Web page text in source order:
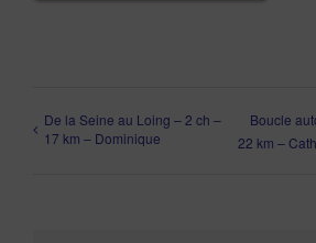
De la Seine au Loing – 2 ch –
17 km – Dominique
Boucle
22 km –